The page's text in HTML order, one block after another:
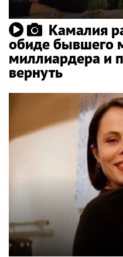
Камалия
обиде бывшего
миллиардера и
вернуть